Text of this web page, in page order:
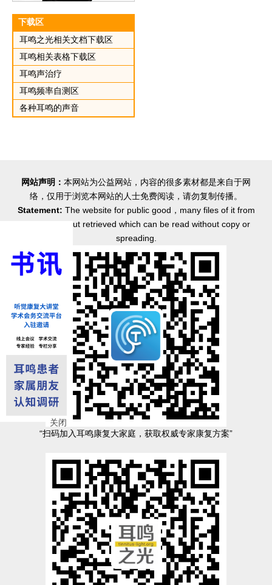
关闭
下载区
耳鸣之光相关文档下载区
耳鸣相关表格下载区
耳鸣声治疗
耳鸣频率自测区
各种耳鸣的声音
网站声明： 本网站为公益网站，内容的很多素材都是来自于网
络，仅用于浏览本网站的人士免费阅读，请勿复制传播。
Statement: The website for public good，many files of it from
the internet but retrieved which can be read without copy or
spreading.
“扫码加入耳鸣康复大家庭，获取权威专家康复方案”